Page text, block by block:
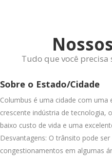
Tudo que você
Sobre o Estado/Cidade
Columbus é uma cidade com
crescente indústria de tecnologia,
baixo custo de vida e uma
Desvantagens: O trânsito pode
congestionamentos em algumas